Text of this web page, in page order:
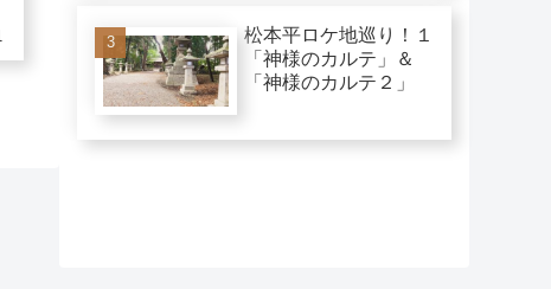
松本平ロケ地巡り！１
「神様のカルテ」＆
「神様のカルテ２」